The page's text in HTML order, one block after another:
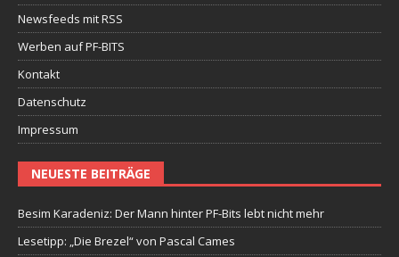
Newsfeeds mit RSS
Werben auf PF-BITS
Kontakt
Datenschutz
Impressum
NEUESTE BEITRÄGE
Besim Karadeniz: Der Mann hinter PF-Bits lebt nicht mehr
Lesetipp: „Die Brezel“ von Pascal Cames